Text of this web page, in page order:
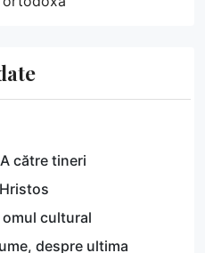
către tineri
omul cultural
despre ultima